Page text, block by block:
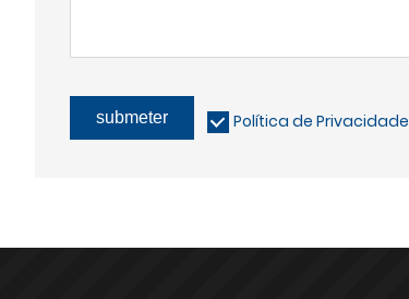
submeter Política de Privacidade